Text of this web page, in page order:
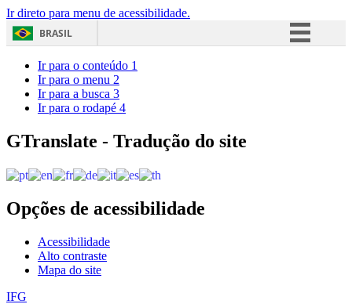
Ir direto para menu de acessibilidade.
BRASIL
Acesso à informação
Ir para o conteúdo 1
Ir para o menu 2
Ir para a busca 3
Ir para o rodapé 4
GTranslate - Tradução do site
Opções de acessibilidade
Acessibilidade
Alto contraste
Mapa do site
IFG